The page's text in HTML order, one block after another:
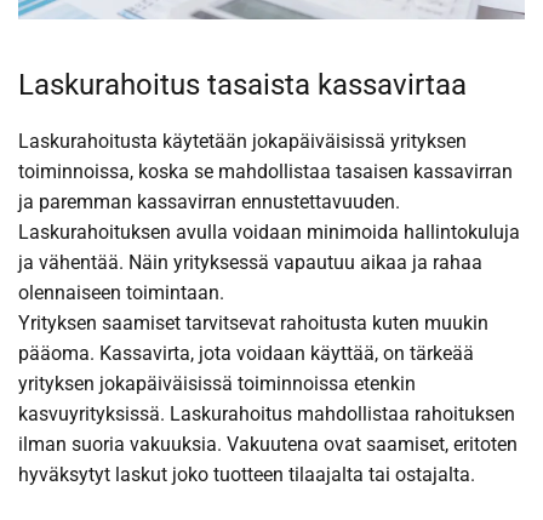
Laskurahoitus tasaista kassavirtaa
Laskurahoitusta käytetään jokapäiväisissä yrityksen
toiminnoissa, koska se mahdollistaa tasaisen kassavirran
ja paremman kassavirran ennustettavuuden.
Laskurahoituksen avulla voidaan minimoida hallintokuluja
ja vähentää. Näin yrityksessä vapautuu aikaa ja rahaa
olennaiseen toimintaan.
Yrityksen saamiset tarvitsevat rahoitusta kuten muukin
pääoma. Kassavirta, jota voidaan käyttää, on tärkeää
yrityksen jokapäiväisissä toiminnoissa etenkin
kasvuyrityksissä. Laskurahoitus mahdollistaa rahoituksen
ilman suoria vakuuksia. Vakuutena ovat saamiset, eritoten
hyväksytyt laskut joko tuotteen tilaajalta tai ostajalta.